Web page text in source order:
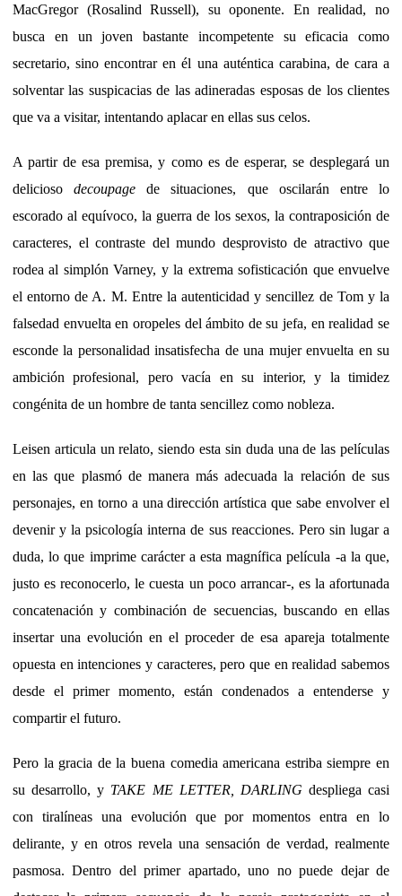
MacGregor (Rosalind Russell), su oponente. En realidad, no
busca en un joven bastante incompetente su eficacia como
secretario, sino encontrar en él una auténtica carabina, de cara a
solventar las suspicacias de las adineradas esposas de los clientes
que va a visitar, intentando aplacar en ellas sus celos.
A partir de esa premisa, y como es de esperar, se desplegará un
deliciosodecoupage de situaciones, que oscilarán entre lo
escorado al equívoco, la guerra de los sexos, la contraposición de
caracteres, el contraste del mundo desprovisto de atractivo que
rodea al simplón Varney, y la extrema sofisticación que envuelve
el entorno de A. M. Entre la autenticidad y sencillez de Tom y la
falsedad envuelta en oropeles del ámbito de su jefa, en realidad se
esconde la personalidad insatisfecha de una mujer envuelta en su
ambición profesional, pero vacía en su interior, y la timidez
congénita de un hombre de tanta sencillez como nobleza.
Leisen articula un relato, siendo esta sin duda una de las películas
en las que plasmó de manera más adecuada la relación de sus
personajes, en torno a una dirección artística que sabe envolver el
devenir y la psicología interna de sus reacciones. Pero sin lugar a
duda, lo que imprime carácter a esta magnífica película -a la que,
justo es reconocerlo, le cuesta un poco arrancar-, es la afortunada
concatenación y combinación de secuencias, buscando en ellas
insertar una evolución en el proceder de esa apareja totalmente
opuesta en intenciones y caracteres, pero que en realidad sabemos
desde el primer momento, están condenados a entenderse y
compartir el futuro.
Pero la gracia de la buena comedia americana estriba siempre en
su desarrollo, y TAKE ME LETTER, DARLING despliega casi
con tiralíneas una evolución que por momentos entra en lo
delirante, y en otros revela una sensación de verdad, realmente
pasmosa. Dentro del primer apartado, uno no puede dejar de